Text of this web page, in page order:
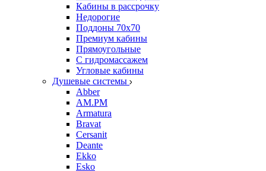
Кабины в рассрочку
Недорогие
Поддоны 70x70
Премиум кабины
Прямоугольные
С гидромассажем
Угловые кабины
Душевые системы
Abber
AM.PM
Armatura
Bravat
Cersanit
Deante
Ekko
Esko